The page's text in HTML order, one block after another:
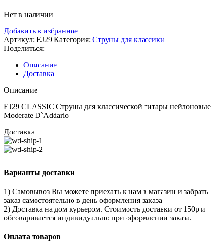
Нет в наличии
Добавить в избранное
Артикул: EJ29 Категория: Струны для классики
Поделиться:
Описание
Доставка
Описание
EJ29 CLASSIC Струны для классической гитары нейлоновые
Moderate D`Addario
Доставка
Варианты доставки
1) Самовывоз Вы можете приехать к нам в магазин и забрать
заказ самостоятельно в день оформления заказа.
2) Доставка на дом курьером. Стоимость доставки от 150р и
обговаривается индивидуально при оформлении заказа.
Оплата товаров